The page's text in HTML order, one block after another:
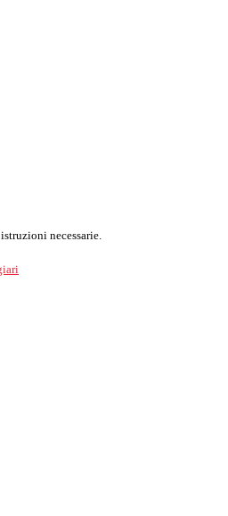
necessarie.